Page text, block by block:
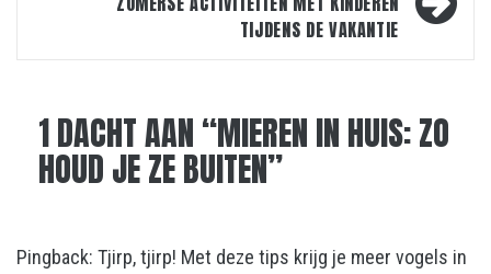
TIJDENS DE VAKANTIE
1 DACHT AAN “MIEREN IN HUIS: ZO
HOUD JE ZE BUITEN”
Pingback: Tjirp, tjirp! Met deze tips krijg je meer vogels in